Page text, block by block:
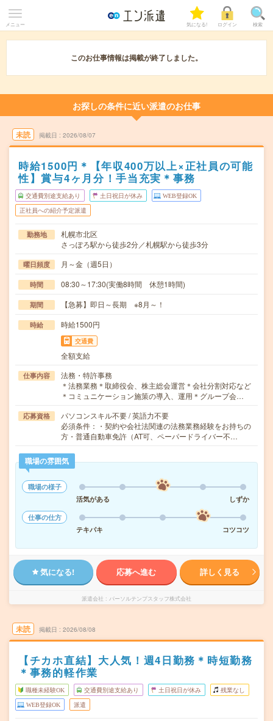
メニュー 気になる! ログイン 検索
このお仕事情報は掲載が終了しました。
お探しの条件に近い派遣のお仕事
未読 掲載日 2026/08/07
時給1500円＊【年収400万以上×正社員の可能
性】賞与4ヶ月分！手当充実＊事務
交通費別途支給あり 土日祝日が休み WEB登録OK
正社員への紹介予定派遣
勤務地
札幌市北区
さっぽろ駅から徒歩2分／札幌駅から徒歩3分
曜日頻度 月～金（週5日）
時間 08:30～17:30(実働8時間 休憩1時間)
期間 【急募】即日～長期 ※8月～！
時給 時給1500円
交通費
全額支給
仕事内容
法務・特許事務
＊法務業務＊取締役会、株主総会運営＊会社分割対応など
＊コミュニケーション施策の導入、運用＊グループ会…
応募資格
パソコンスキル不要 / 英語力不要
必須条件：・契約や会社法関連の法務業務経験をお持ちの
方・普通自動車免許（AT可、ペーパードライバー不…
職場の雰囲気
職場の様子
活気がある
しずか
仕事の仕方
テキパキ
コツコツ
気になる! 応募へ進む 詳しく見る
派遣会社 パーソルテンプスタッフ株式会社
未読 掲載日 2026/08/08
【チカホ直結】大人気！週4日勤務＊時短勤務
＊事務的軽作業
職種未経験OK 交通費別途支給あり 土日祝日が休み 残業なし
WEB登録OK 派遣